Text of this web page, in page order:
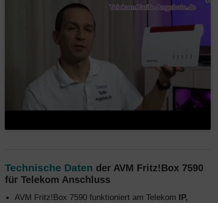
Technische Daten der AVM Fritz!Box 7590
für Telekom Anschluss
AVM Fritz!Box 7590 funktioniert am Telekom IP,